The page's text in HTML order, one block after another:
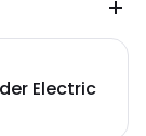
Electric